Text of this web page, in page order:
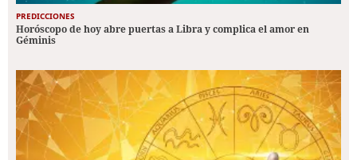
PREDICCIONES
Horóscopo de hoy abre puertas a Libra y complica el amor en
Géminis